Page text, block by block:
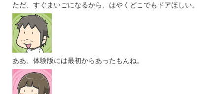
ただ、すぐまいごになるから、はやくどこでもドアほしい。
ああ、体験版には最初からあったもんね。